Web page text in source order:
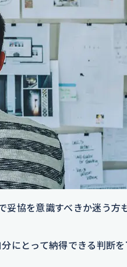
協を意識すべきか迷う方
にとって納得できる判断